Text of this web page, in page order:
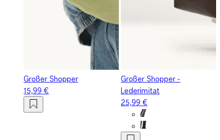
Großer Shopper
15,99 €
Großer Shopper -
Lederimitat
25,99 €